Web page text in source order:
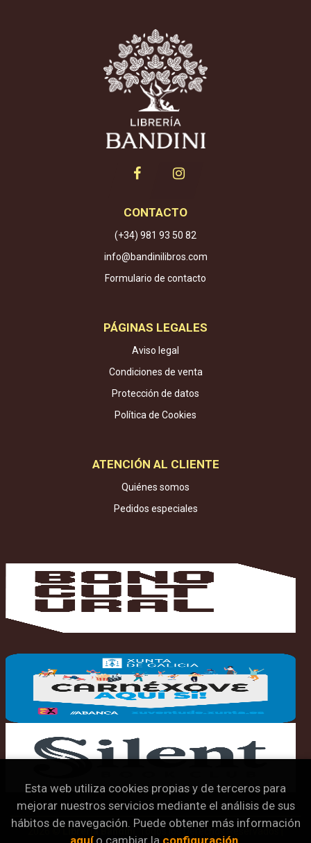
CONTACTO
(+34) 981 93 50 82
info@bandinilibros.com
Formulario de contacto
PÁGINAS LEGALES
Aviso legal
Condiciones de venta
Protección de datos
Política de Cookies
ATENCIÓN AL CLIENTE
Quiénes somos
Pedidos especiales
Librería Bandini
Esta web utiliza cookies propias y de terceros para
mejorar nuestros servicios mediante el análisis de sus
hábitos de navegación. Puede obtener más información
aquío cambiar la configuración